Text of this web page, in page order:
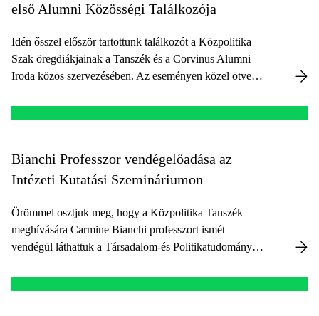
első Alumni Közösségi Találkozója
Idén ősszel először tartottunk találkozót a Közpolitika
Szak öregdiákjainak a Tanszék és a Corvinus Alumni
Iroda közös szervezésében. Az eseményen közel ötven
össze tíz különböző országból és számos különféle
Bianchi Professzor vendégelőadása az
Intézeti Kutatási Szemináriumon
Örömmel osztjuk meg, hogy a Közpolitika Tanszék
meghívására Carmine Bianchi professzort ismét
vendégül láthattuk a Társadalom-és Politikatudományi
Palermói Egyetem professzora és a CED4 System